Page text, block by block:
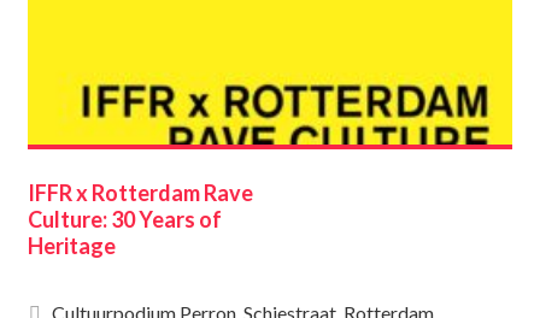
IFFR x Rotterdam Rave
Culture: 30 Years of
Heritage
Cultuurpodium Perron, Schiestraat, Rotterdam,